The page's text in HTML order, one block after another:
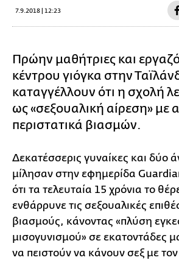
7.9.2018 | 12:23
Πρώην μαθήτριες και
κέντρου γιόγκα στην
καταγγέλλουν ότι η σχολή
ως «σεξουαλική αίρεση» με
περιστατικά βιασμών.
Δεκατέσσερις γυναίκες και δύο
μίλησαν στην εφημερίδα
ότι τα τελευταία 15 χρόνια το
ενθάρρυνε τις σεξουαλικές
βιασμούς, κάνοντας «πλύση
μισογυνισμού» σε εκατοντάδες
να πειστούν να κάνουν σεξ με